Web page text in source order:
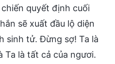
quyết định cuối
sẽ xuất đầu lộ diện
sinh tử. Đừng sợ! Ta là
Ta là tất cả của ngươi.